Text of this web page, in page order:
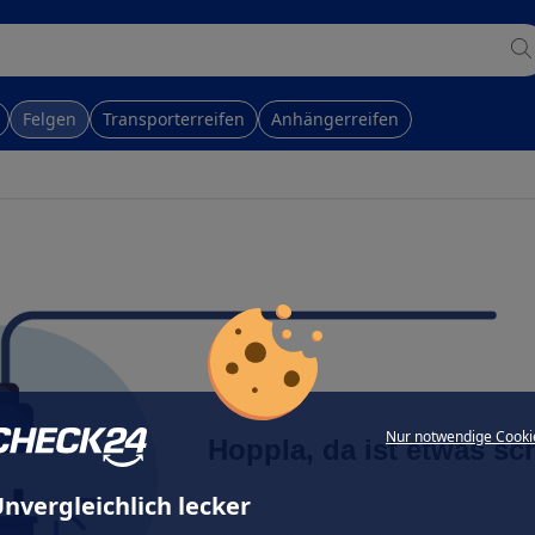
Nur notwendige
lecker
Felgen Transporterreifen Anhängerreifen
Hoppla, da ist etwas